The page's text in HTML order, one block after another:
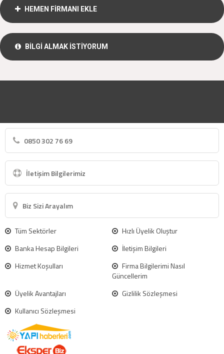
HEMEN FİRMANI EKLE
BİLGİ ALMAK İSTİYORUM
0850 302 76 69
İletişim Bilgilerimiz
Biz Sizi Arayalım
Tüm Sektörler
Hızlı Üyelik Oluştur
Banka Hesap Bilgileri
İletişim Bilgileri
Hizmet Koşulları
Firma Bilgilerimi Nasıl
Güncellerim
Üyelik Avantajları
Gizlilik Sözleşmesi
Kullanıcı Sözleşmesi